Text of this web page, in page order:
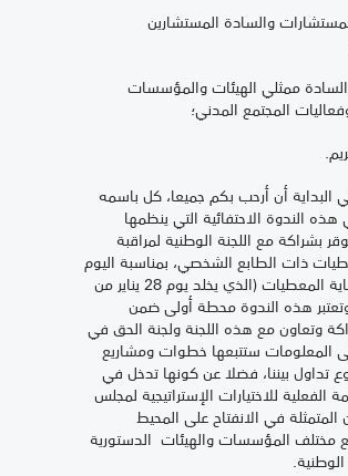
والسادة المستشارين
ممثلي الهيئات والمؤسسات
المجتمع المدني؛
أن أرحب بكم جميعا، كل باسمه
الندوة الاحتفائية التي ينظمها
بشراكة مع اللجنة الوطنية لمراقبة
ذات الطابع الشخصي، بمناسبة اليوم
الدولي لحماية المعطيات (الذي يخلد يوم 28 يناير من
هذه الندوة محطة أولى ضمن
وتعاون مع هذه اللجنة ولجنة الحق في
المعلومات ستتبعها خطوات ومشاريع
تداول بيننا، فضلا عن كونها تدخل في
الفعلية للاختيارات الإستراتيجية لمجلس
المتمثلة في الانفتاح على المحيط
مختلف المؤسسات والهيئات الدستورية